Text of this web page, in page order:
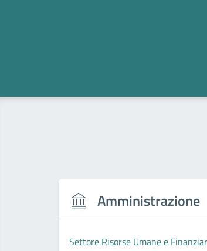
Amministrazione
Settore Risorse Umane e